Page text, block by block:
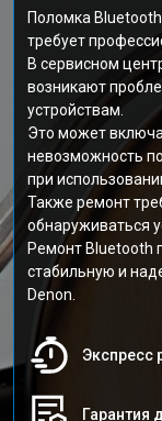
Поломка
требует
В сервисном
возникают
устройствам.
Это может
невозможность
при
Также ремонт
обнаруживаться
Ремонт Bluetooth
стабильную и
Denon.
Экспресс
Гарантия